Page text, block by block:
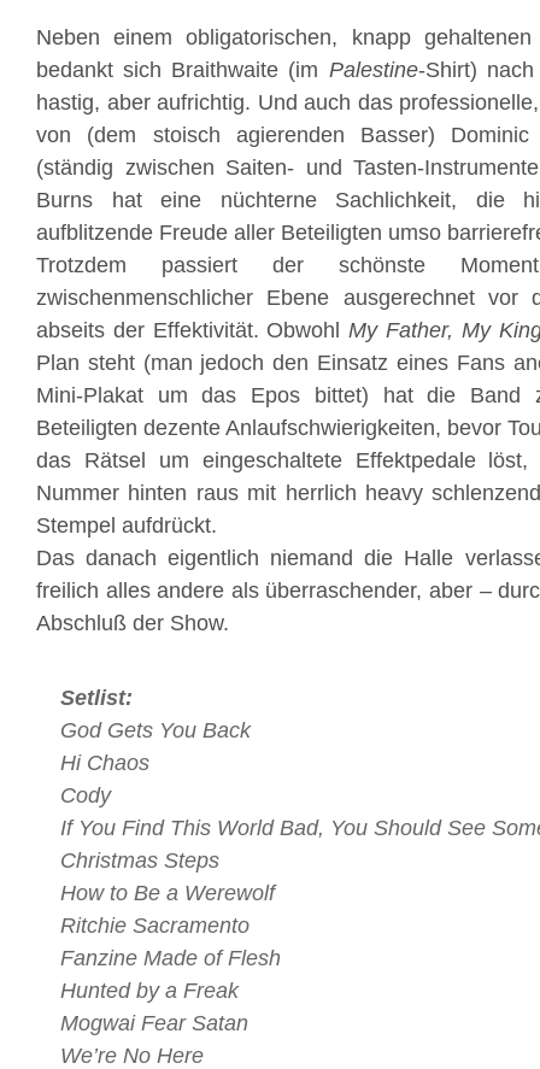
Neben einem obligatorischen, knapp
bedankt sich Braithwaite (im Palestine-Shirt)
hastig, aber aufrichtig. Und auch das
von (dem stoisch agierenden Basser)
(ständig zwischen Saiten- und Tasten-
Burns hat eine nüchterne Sachlichkeit, die
aufblitzende Freude aller Beteiligten umso
Trotzdem passiert der schönste
zwischenmenschlicher Ebene ausgerechnet
abseits der Effektivität. ObwohlMy Father, My
Plan steht (man jedoch den Einsatz eines Fans
Mini-Plakat um das Epos bittet) hat die Band
Beteiligten dezente Anlaufschwierigkeiten, bevor
das Rätsel um eingeschaltete Effektpedale
Nummer hinten raus mit herrlich heavy
Stempel aufdrückt.
Das danach eigentlich niemand die Halle
freilich alles andere als überraschender, aber –
Abschluß der Show.
Setlist:
God Gets You Back
Hi Chaos
Cody
If You Find This World Bad, You Should See
Christmas Steps
How to Be a Werewolf
Ritchie Sacramento
Fanzine Made of Flesh
Hunted by a Freak
Mogwai Fear Satan
We’re No Here